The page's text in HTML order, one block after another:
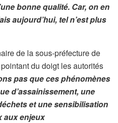
bonne qualité. Car, on en
aujourd’hui, tel n’est plus
de la sous-préfecture de
du doigt les autorités
pas que ces phénomènes
d’assainissement, une
et une sensibilisation
aux enjeux